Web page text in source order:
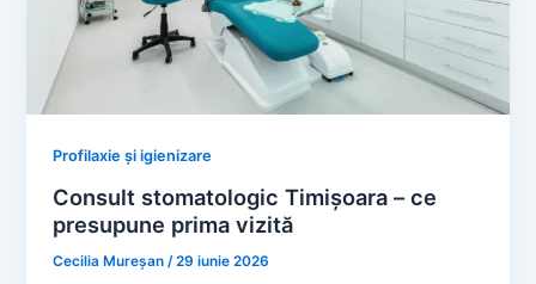
Profilaxie și igienizare
Consult stomatologic Timișoara – ce
presupune prima vizită
Cecilia Mureșan /29 iunie 2026